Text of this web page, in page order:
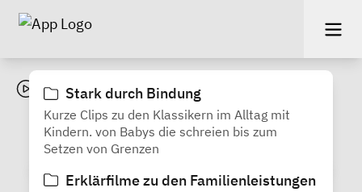
Videos
Stark durch Bindung
Kurze Clips zu den Klassikern im Alltag mit
Kindern. von Babys die schreien bis zum
Setzen von Grenzen
Erklärfilme zu den Familienleistungen